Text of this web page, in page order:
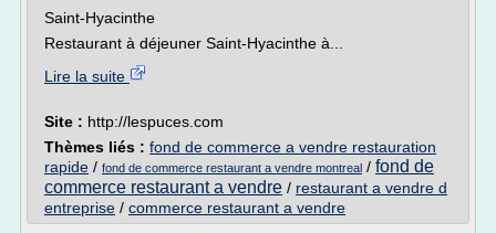
Saint-Hyacinthe
Restaurant à déjeuner Saint-Hyacinthe à...
Lire la suite
Site : http://lespuces.com
Thèmes liés : fond de commerce a vendre restauration
rapide / fond de commerce restaurant a vendre montreal / fond de
commerce restaurant a vendre / restaurant a vendre d
entreprise / commerce restaurant a vendre